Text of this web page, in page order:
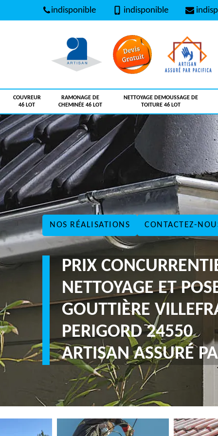
indisponible indisponible
COUVREUR
46 LOT
RAMONAGE DE
CHEMINÉE 46 LOT
NETTOYAGE DEMOUSSAGE DE
TOITURE 46 LOT
NOS RÉALISATIONS CONTACTEZ-
PRIX
NETTOYAGE ET
GOUTTIÈRE
PERIGORD 24550
ARTISAN ASSURÉ